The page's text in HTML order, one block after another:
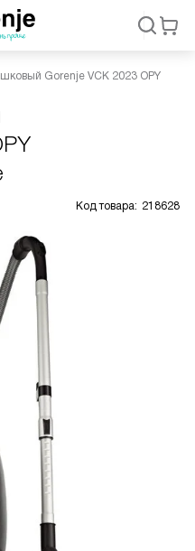
Gorenje VCK 2023 OPY
Код товара: 218628